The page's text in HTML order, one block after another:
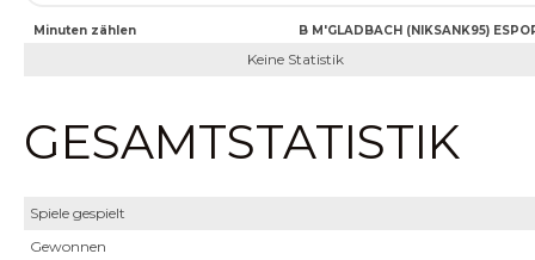
Minuten zählen B M'GLADBACH (NIKSANK95)
Keine Statistik
GESAMTSTATISTIK
Spiele gespielt
Gewonnen